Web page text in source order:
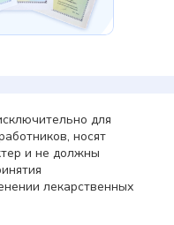
для
носят
и не должны
лекарственных